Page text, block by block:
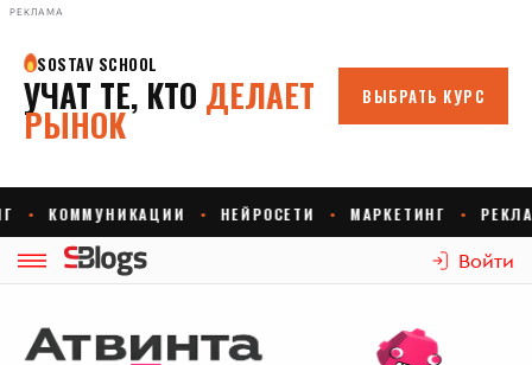
РЕКЛАМА
Войти